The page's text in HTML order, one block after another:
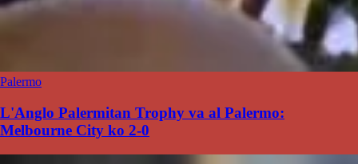
Palermo
L'Anglo Palermitan Trophy va al Palermo:
Melbourne City ko 2-0